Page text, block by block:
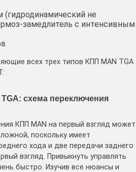
не
замедлитель с интенсивным
всех трех типов КПП MAN TGA
схема переключения
КПП MAN на первый взгляд может
поскольку имеет
хода и две передачи заднего
взгляд. Привыкнуть управлять
быстро. Изучив все нюансы и